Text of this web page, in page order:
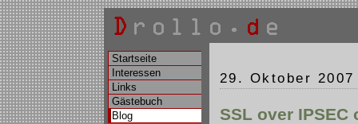
29. Oktober 2007
SSL over
Startseite
Interessen
Links
Gästebuch
Blog